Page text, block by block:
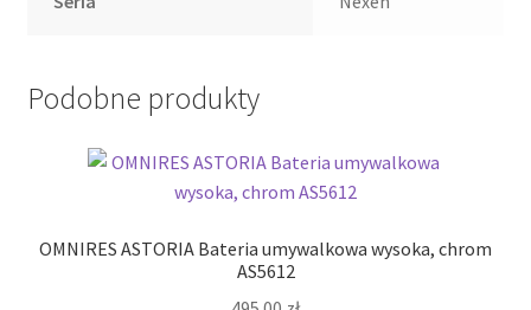
Podobne produkty
OMNIRES ASTORIA Bateria umywalkowa wysoka, chrom
AS5612